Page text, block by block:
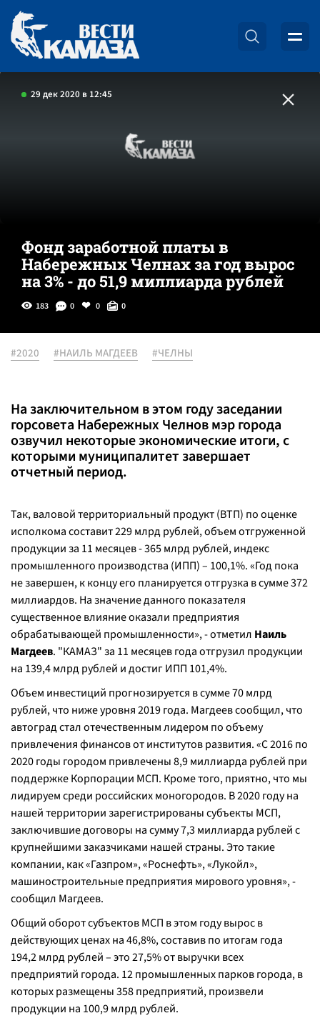
29 дек 2020 в 12:45
Фонд заработной платы в
Набережных Челнах за год вырос
на 3% - до 51,9 миллиарда рублей
183 0 0 0
#2020 #НАИЛЬ МАГДЕЕВ #ЧЕЛНЫ
На заключительном в этом году заседании
горсовета Набережных Челнов мэр города
озвучил некоторые экономические итоги, с
которыми муниципалитет завершает
отчетный период.
Так, валовой территориальный продукт (ВТП) по оценке
исполкома составит 229 млрд рублей, объем отгруженной
продукции за 11 месяцев - 365 млрд рублей, индекс
промышленного производства (ИПП) – 100,1%. «Год пока
не завершен, к концу его планируется отгрузка в сумме 372
миллиардов. На значение данного показателя
существенное влияние оказали предприятия
обрабатывающей промышленности», - отметил Наиль
Магдеев. "КАМАЗ" за 11 месяцев года отгрузил продукции
на 139,4 млрд рублей и достиг ИПП 101,4%.
Объем инвестиций прогнозируется в сумме 70 млрд
рублей, что ниже уровня 2019 года. Магдеев сообщил, что
автоград стал отечественным лидером по объему
привлечения финансов от институтов развития. «С 2016 по
2020 годы городом привлечены 8,9 миллиарда рублей при
поддержке Корпорации МСП. Кроме того, приятно, что мы
лидируем среди российских моногородов. В 2020 году на
нашей территории зарегистрированы субъекты МСП,
заключившие договоры на сумму 7,3 миллиарда рублей с
крупнейшими заказчиками нашей страны. Это такие
компании, как «Газпром», «Роснефть», «Лукойл»,
машиностроительные предприятия мирового уровня», -
сообщил Магдеев.
Общий оборот субъектов МСП в этом году вырос в
действующих ценах на 46,8%, составив по итогам года
194,2 млрд рублей – это 27,5% от выручки всех
предприятий города. 12 промышленных парков города, в
которых размещены 358 предприятий, произвели
продукции на 100,9 млрд рублей.